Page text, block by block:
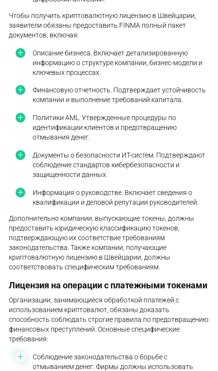
Чтобы получить криптовалютную лицензию в Швейцарии,
заявители обязаны предоставить FINMA полный пакет
документов, включая:
Описание бизнеса. Включает детализированную
информацию о структуре компании, бизнес-модели и
ключевых процессах.
Финансовую отчетность. Подтверждает устойчивость
компании и выполнение требований капитала.
Политики AML. Утвержденные процедуры по
идентификации клиентов и предотвращению
отмывания денег.
Документы о безопасности ИТ-систем. Подтверждают
соблюдение стандартов кибербезопасности и
защищенности данных.
Информация о руководстве. Включает сведения о
квалификации и деловой репутации руководителей.
Дополнительно компании, выпускающие токены, должны
предоставить юридическую классификацию токенов,
подтверждающую их соответствие требованиям
законодательства. Также компании, получающие
криптовалютную лицензию в Швейцарии, должны
соответствовать специфическим требованиям.
Лицензия на операции с платежными токенами
Организации, занимающиеся обработкой платежей с
использованием криптовалют, обязаны доказать
способность соблюдать строгие правила по предотвращению
финансовых преступлений. Основные специфические
требования:
Соблюдение законодательства о борьбе с
отмыванием денег. Фирмы должны использовать